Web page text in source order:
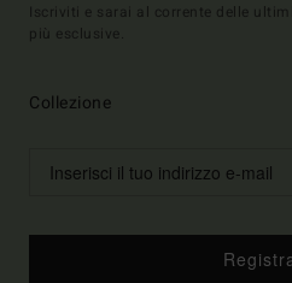
Iscriviti e sarai al corrente delle
più esclusive.
Collezione